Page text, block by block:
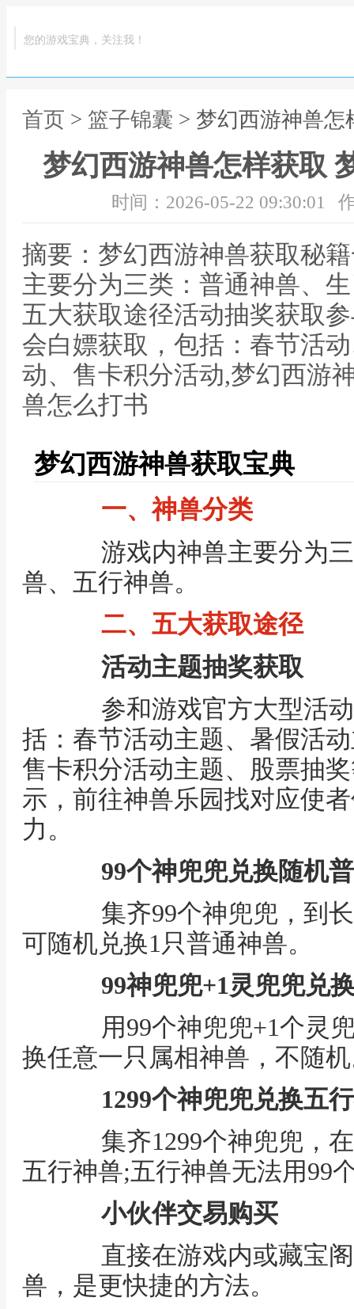
您的游戏宝典，关注我！
首页 > 篮子锦囊 > 梦幻西游神兽
梦幻西游神兽怎样获取
时间：2026-05-22 09:30:01
摘要：梦幻西游神兽获取秘
主要分为三类：普通神兽、
五大获取途径活动抽奖获取
会白嫖获取，包括：春节活
动、售卡积分活动,梦幻西游
兽怎么打书
梦幻西游神兽获取宝典
一、神兽分类
游戏内神兽主要分为三
兽、五行神兽。
二、五大获取途径
活动主题抽奖获取
参和游戏官方大型活动
括：春节活动主题、暑假活
售卡积分活动主题、股票抽
示，前往神兽乐园找对应使
力。
99个神兜兜兑换随机
集齐99个神兜兜，到长
可随机兑换1只普通神兽。
99神兜兜+1灵兜兜兑
用99个神兜兜+1个灵兜
换任意一只属相神兽，不随
1299个神兜兜兑换五
集齐1299个神兜兜，在
五行神兽;五行神兽无法用99
小伙伴交易购买
直接在游戏内或藏宝阁
兽，是更快捷的方法。